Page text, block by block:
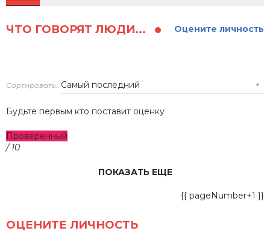
ЧТО ГОВОРЯТ ЛЮДИ... Оцените личность
Сортировать:
Будьте первым кто поставит оценку
Проверенный
/ 10
ПОКАЗАТЬ ЕЩЕ
{{ pageNumber+1 }}
ОЦЕНИТЕ ЛИЧНОСТЬ